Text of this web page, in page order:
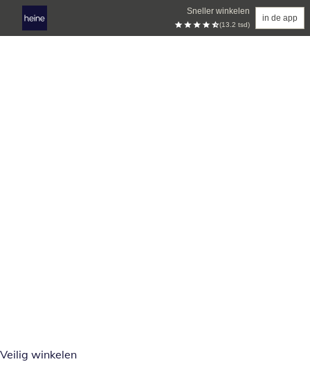
Sneller winkelen
(13.2 tsd)
in de app
Veilig winkelen